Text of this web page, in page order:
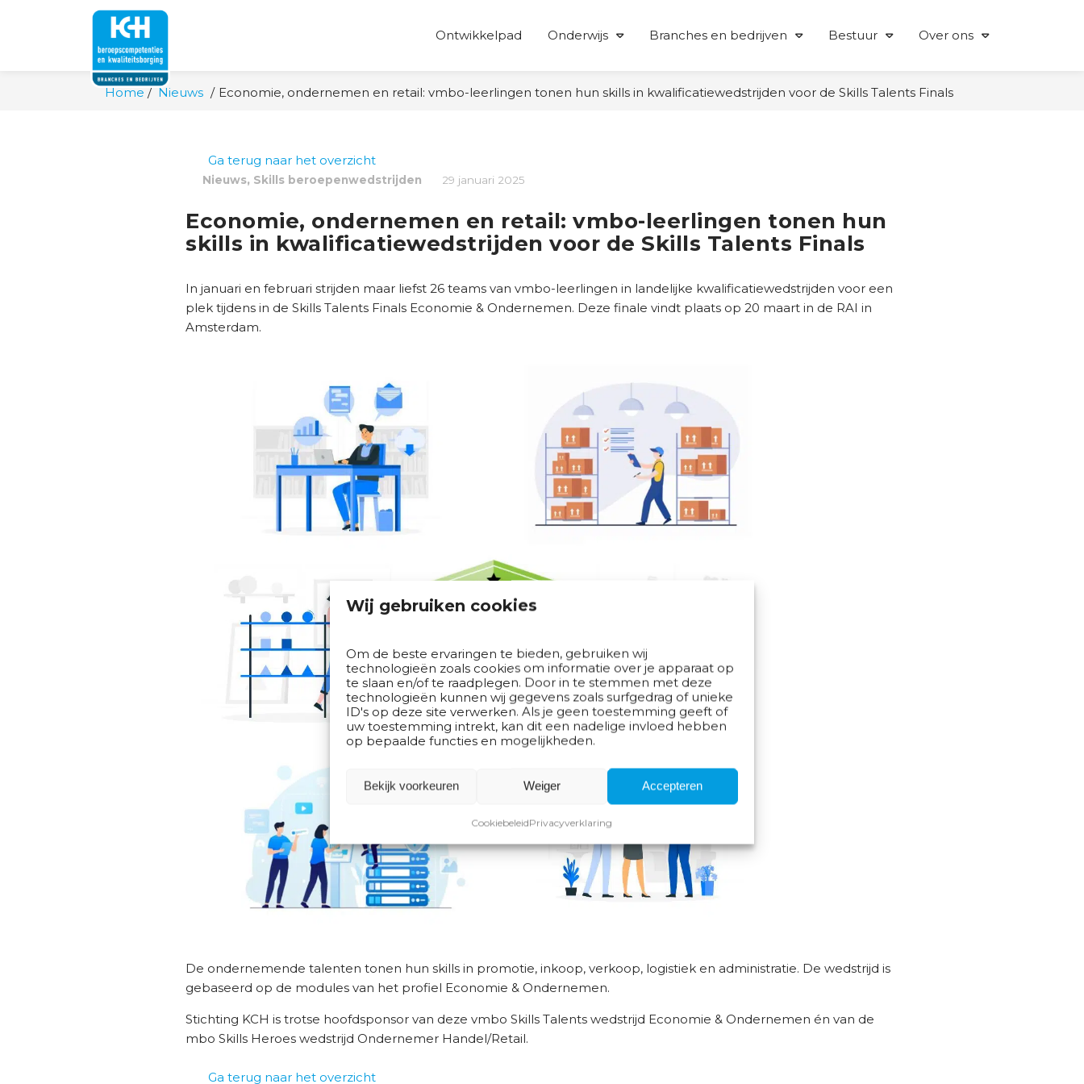
Wij gebruiken cookies
Om de beste ervaringen te bieden, gebruiken wij
technologieën zoals cookies om informatie over je apparaat op
te slaan en/of te raadplegen. Door in te stemmen met deze
technologieën kunnen wij gegevens zoals surfgedrag of unieke
ID's op deze site verwerken. Als je geen toestemming geeft of
uw toestemming intrekt, kan dit een nadelige invloed hebben
op bepaalde functies en mogelijkheden.
Accepteren
Weiger
Bekijk voorkeuren
CookiebeleidPrivacyverklaring
Ontwikkelpad Onderwijs Branches en bedrijven Bestuur Over ons
Home Nieuws Economie, ondernemen en retail: vmbo-leerlingen tonen hun skills in kwalificatiewedstrijden voor de Skills Talents Finals
Ga terug naar het overzicht
Nieuws, Skills beroepenwedstrijden 29 januari 2025
Economie, ondernemen en retail: vmbo-leerlingen tonen hun
skills in kwalificatiewedstrijden voor de Skills Talents Finals
In januari en februari strijden maar liefst 26 teams van vmbo-leerlingen in landelijke kwalificatiewedstrijden voor een
plek tijdens in de Skills Talents Finals Economie & Ondernemen. Deze finale vindt plaats op 20 maart in de RAI in
Amsterdam.
De ondernemende talenten tonen hun skills in promotie, inkoop, verkoop, logistiek en administratie. De wedstrijd is
gebaseerd op de modules van het profiel Economie & Ondernemen.
Stichting KCH is trotse hoofdsponsor van deze vmbo Skills Talents wedstrijd Economie & Ondernemen én van de
mbo Skills Heroes wedstrijd Ondernemer Handel/Retail.
Ga terug naar het overzicht